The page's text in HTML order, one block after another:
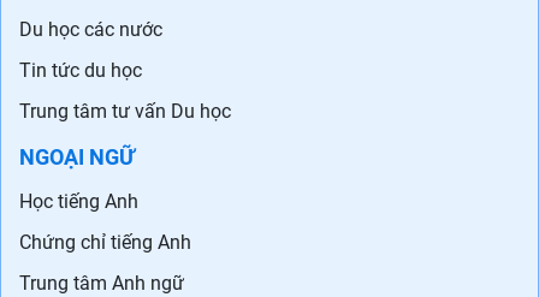
Du học các nước
Tin tức du học
Trung tâm tư vấn Du học
NGOẠI NGỮ
Học tiếng Anh
Chứng chỉ tiếng Anh
Trung tâm Anh ngữ